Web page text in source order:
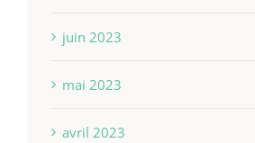
juin 2023
mai 2023
avril 2023